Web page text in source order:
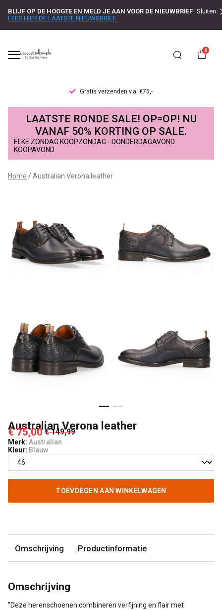
BLIJF OP DE HOOGTE EN MELD JE AAN VOOR DE NIEUWBRIEF
LEES HIER DE LAATSTE NIEUWSBRIEF
Sluiten
0
Gratis verzenden v.a. €75,-
Australian
Verona
leather
LAATSTE RONDE SALE! OP=OP! NU
VANAF 50% KORTING OP SALE.
ELKE ZONDAG KOOPZONDAG - DONDERDAGAVOND
KOOPAVOND
Home Australian Verona leather
Australian Verona leather
€ 75,00 € 149,99
Merk: Australian
Kleur: Blauw
TOEVOEGEN AAN WINKELWAGEN
Omschrijving Productinformatie
Omschrijving
"Deze herenschoenen combineren verfijning en flair met